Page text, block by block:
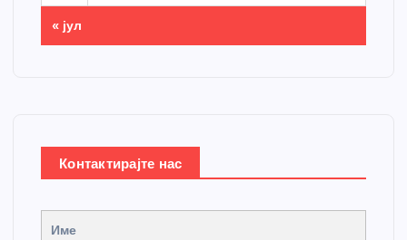
« јул
Контактирајте нас
Име